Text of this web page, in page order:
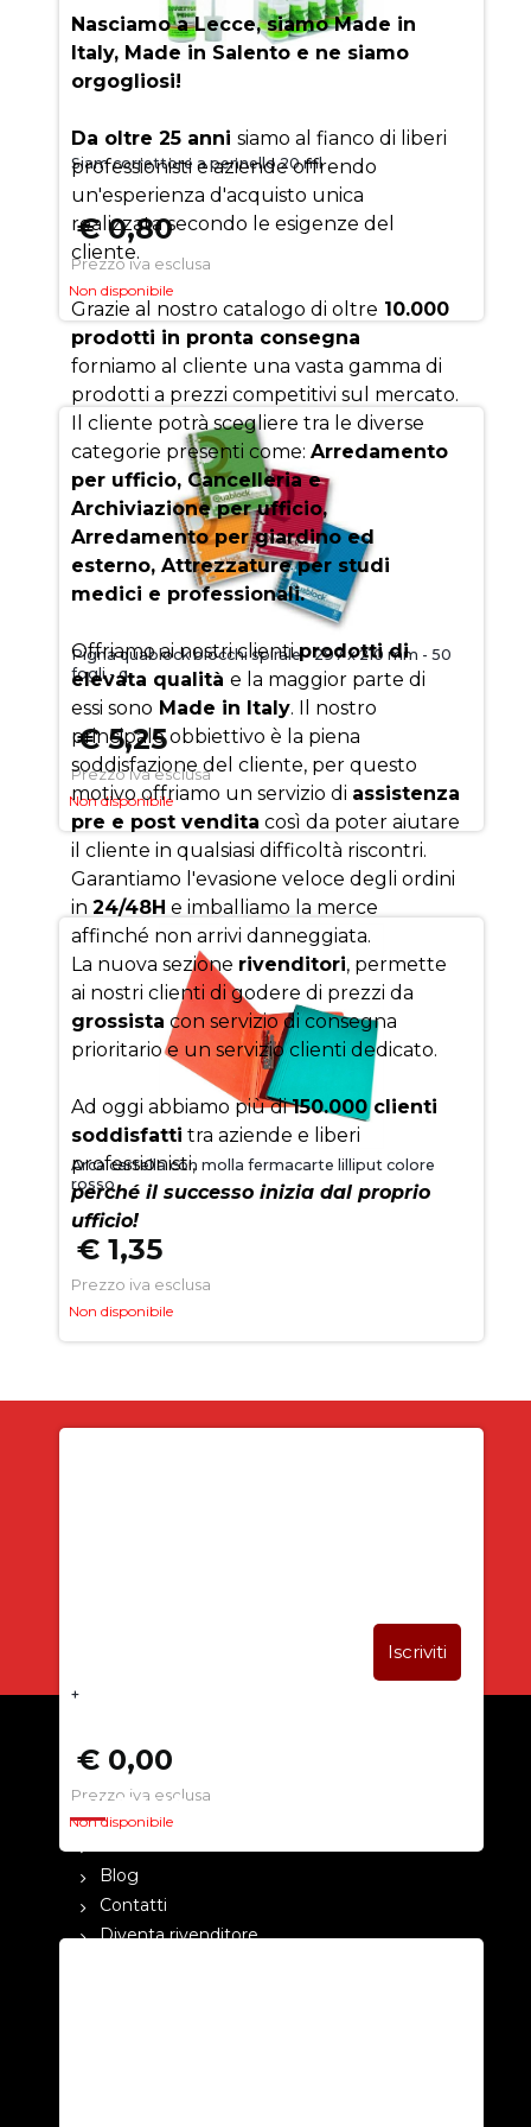
Siam correttore a pennello 20 ml
€ 0,80
Prezzo iva esclusa
Non disponibile
Pigna quablock blocchi spirale - 297 x 210 mm - 50
fogli - q
€ 5,25
Prezzo iva esclusa
Non disponibile
Arca cartella con molla fermacarte lilliput colore
rosso
€ 1,35
Prezzo iva esclusa
Non disponibile
+
€ 0,00
Prezzo iva esclusa
Non disponibile
Nasciamo a Lecce, siamo Made in
Italy, Made in Salento e ne siamo
orgogliosi!
Da oltre 25 anni siamo al fianco di liberi
professionisti e aziende offrendo
un'esperienza d'acquisto unica
realizzata secondo le esigenze del
cliente.
Grazie al nostro catalogo di oltre 10.000
prodotti in pronta consegna
forniamo al cliente una vasta gamma di
prodotti a prezzi competitivi sul mercato.
Il cliente potrà scegliere tra le diverse
categorie presenti come: Arredamento
per ufficio, Cancelleria e
Archiviazione per ufficio,
Arredamento per giardino ed
esterno, Attrezzature per studi
medici e professionali.
Offriamo ai nostri clientiprodotti di
elevata qualità e la maggior parte di
essi sono Made in Italy. Il nostro
principale obbiettivo è la piena
soddisfazione del cliente, per questo
motivo offriamo un servizio di assistenza
pre e post vendita così da poter aiutare
il cliente in qualsiasi difficoltà riscontri.
Garantiamo l'evasione veloce degli ordini
in 24/48H e imballiamo la merce
affinché non arrivi danneggiata.
La nuova sezione rivenditori, permette
ai nostri clienti di godere di prezzi da
grossista con servizio di consegna
prioritario e un servizio clienti dedicato.
Ad oggi abbiamo più di150.000 clienti
soddisfatti tra aziende e liberi
professionisti,
perché il successo inizia dal proprio
ufficio!
CHI SIAMO
Blog
Contatti
Diventa rivenditore